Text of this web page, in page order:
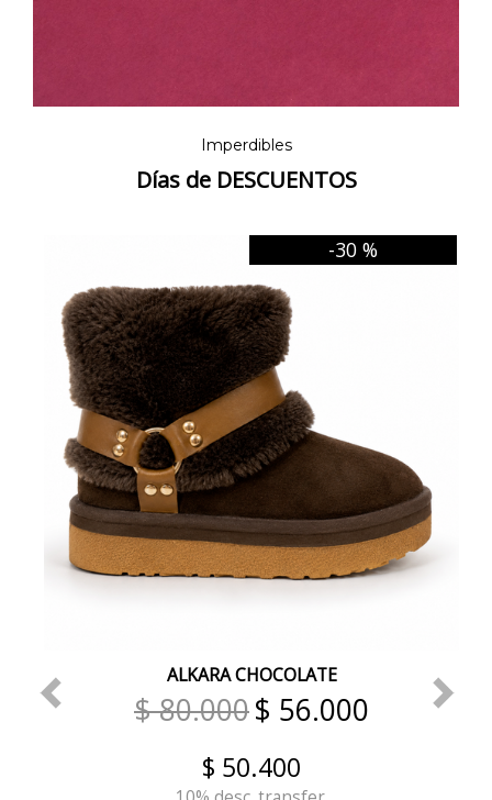
Imperdibles
Días de DESCUENTOS
-30 %
ALKARA CHOCOLATE
$ 80.000$ 56.000
$ 50.400